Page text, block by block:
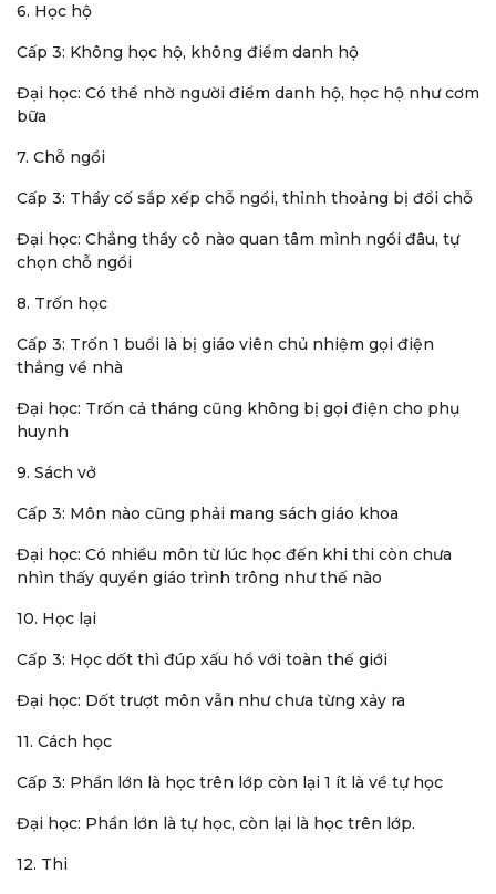
6. Học hộ
Cấp 3: Không học hộ, không điểm danh hộ
Đại học: Có thể nhờ người điểm danh hộ, học hộ như cơm
bữa
7. Chỗ ngồi
Cấp 3: Thầy cố sắp xếp chỗ ngồi, thỉnh thoảng bị đổi chỗ
Đại học: Chẳng thầy cô nào quan tâm mình ngồi đâu, tự
chọn chỗ ngồi
8. Trốn học
Cấp 3: Trốn 1 buổi là bị giáo viên chủ nhiệm gọi điện
thẳng về nhà
Đại học: Trốn cả tháng cũng không bị gọi điện cho phụ
huynh
9. Sách vở
Cấp 3: Môn nào cũng phải mang sách giáo khoa
Đại học: Có nhiều môn từ lúc học đến khi thi còn chưa
nhìn thấy quyển giáo trình trông như thế nào
10. Học lại
Cấp 3: Học dốt thì đúp xấu hổ với toàn thế giới
Đại học: Dốt trượt môn vẫn như chưa từng xảy ra
11. Cách học
Cấp 3: Phần lớn là học trên lớp còn lại 1 ít là về tự học
Đại học: Phần lớn là tự học, còn lại là học trên lớp.
12. Thi